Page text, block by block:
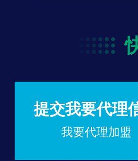
提交我要代理
我要代理加盟